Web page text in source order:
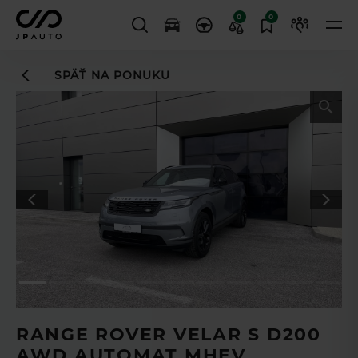
0 0
RANGE ROVER VELAR S D200
SPÄŤ NA PONUKU
Leasingový asistent